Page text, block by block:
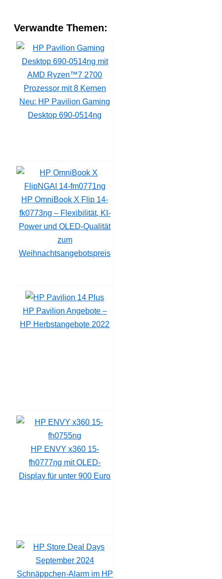
Verwandte Themen:
Neu: HP Pavilion Gaming
Desktop 690-0514ng
HP OmniBook X Flip 14-
fk0773ng – Flexibilität, KI-
Power und OLED-Qualität
zum
Weihnachtsangebotspreis
HP Pavilion Angebote –
HP Herbstangebote 2022
HP ENVY x360 15-
fh0777ng mit OLED-
Display für unter 900 Euro
Schnäppchen-Alarm im HP